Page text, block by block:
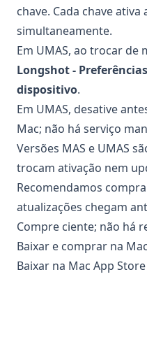
chave. Cada chave ativa
simultaneamente.
Em UMAS, ao trocar de
Longshot -
dispositivo.
Em UMAS, desative
Mac; não há serviço
Versões MAS e UMAS
trocam ativação nem
Recomendamos
atualizações chegam
Compre ciente; não há
Baixar e comprar na
Baixar na Mac App Store